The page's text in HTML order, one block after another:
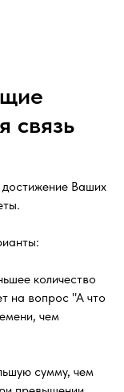
связь
Ваших
количество
на вопрос "А что
чем
сумму, чем